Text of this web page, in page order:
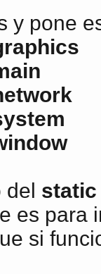
y pone
static
es para
si